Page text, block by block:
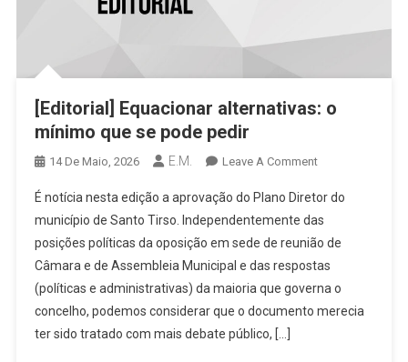
[Editorial] Equacionar alternativas: o
mínimo que se pode pedir
14 De Maio, 2026 E.M. Leave A CommentOn
Equacionar
Alternativas:
O
Mínimo
Que
Se
É notícia nesta edição a aprovação do Plano Diretor do
município de Santo Tirso. Independentemente das
posições políticas da oposição em sede de reunião de
Câmara e de Assembleia Municipal e das respostas
(políticas e administrativas) da maioria que governa o
concelho, podemos considerar que o documento merecia
ter sido tratado com mais debate público, […]